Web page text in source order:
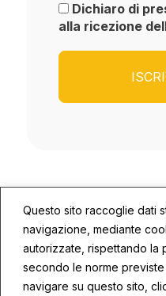
Questo sito raccoglie dati
navigazione, mediante
autorizzate, rispettando la
secondo le norme
navigare su questo sito,
Dichiaro di
alla ricezione
© 2026 ECOSYS | P.IVA: